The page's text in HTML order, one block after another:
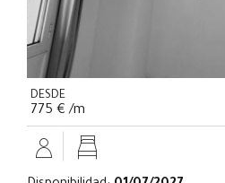
DESDE
775 € /m